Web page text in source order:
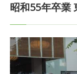
昭和55年卒業